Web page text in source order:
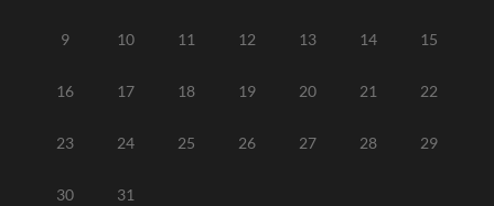
9 10 11 12 13 14 15
16 17 18 19 20 21 22
23 24 25 26 27 28 29
30 31